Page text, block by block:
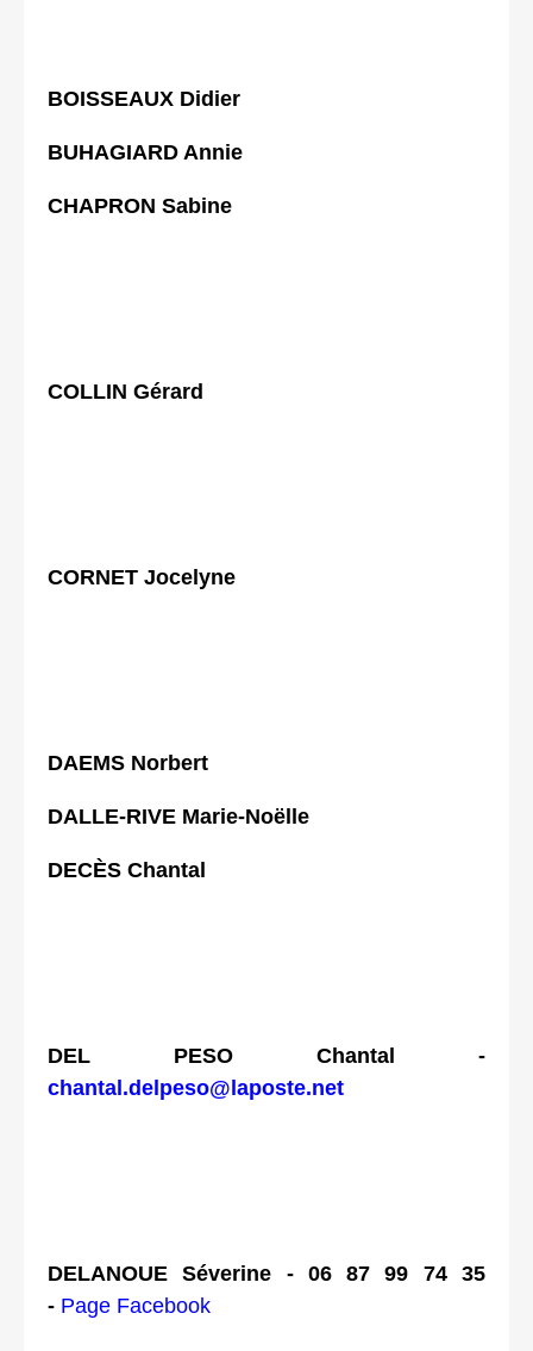
BOISSEAUX Didier
BUHAGIARD Annie
CHAPRON Sabine
COLLIN Gérard
CORNET Jocelyne
DAEMS Norbert
DALLE-RIVE Marie-Noëlle
DECÈS Chantal
DEL PESO Chantal -
chantal.delpeso@laposte.net
DELANOUE Séverine - 06 87 99 74 35
- Page Facebook